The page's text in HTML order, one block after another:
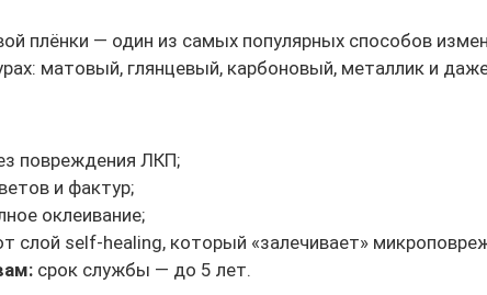
плёнки — один из самых популярных способов
матовый, глянцевый, карбоновый, металлик и
повреждения ЛКП;
и фактур;
оклеивание;
слой self-healing, который «залечивает»
срок службы — до 5 лет.